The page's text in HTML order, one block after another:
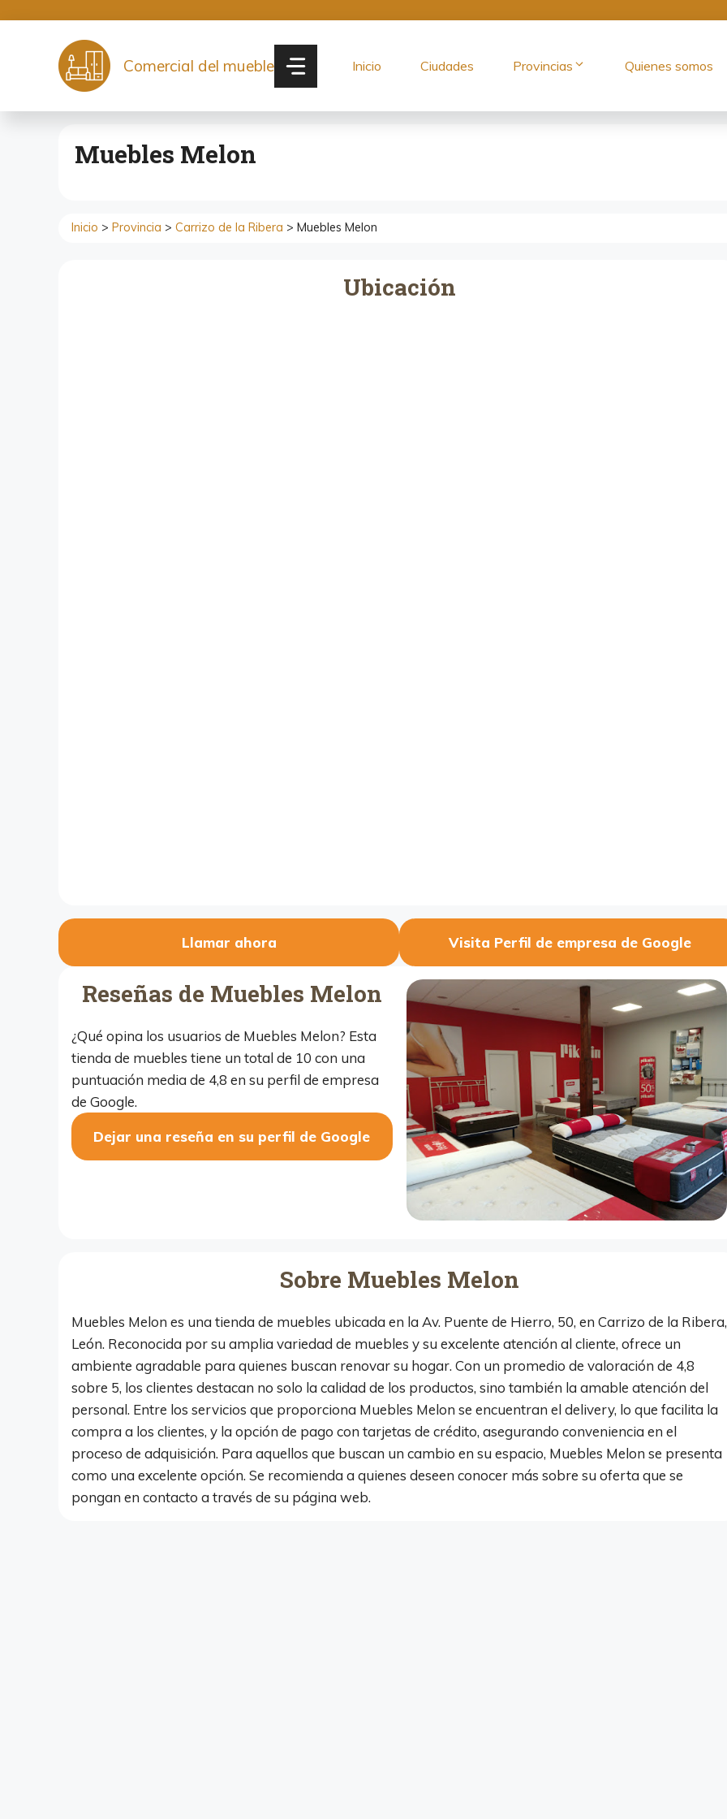
contenido
Comercial del mueble Inicio Ciudades Provincias Quienes somos
Muebles Melon
Inicio > Provincia > Carrizo de la Ribera > Muebles Melon
Ubicación
Llamar ahora Visita Perfil de empresa de Google
Reseñas de Muebles Melon
¿Qué opina los usuarios de Muebles Melon? Esta
tienda de muebles tiene un total de 10 con una
puntuación media de 4,8 en su perfil de empresa
de Google.
Dejar una reseña en su perfil de Google
Sobre Muebles Melon
Muebles Melon es una tienda de muebles ubicada en la Av. Puente de Hierro, 50, en Carrizo de la Ribera,
León. Reconocida por su amplia variedad de muebles y su excelente atención al cliente, ofrece un
ambiente agradable para quienes buscan renovar su hogar. Con un promedio de valoración de 4,8
sobre 5, los clientes destacan no solo la calidad de los productos, sino también la amable atención del
personal. Entre los servicios que proporciona Muebles Melon se encuentran el delivery, lo que facilita la
compra a los clientes, y la opción de pago con tarjetas de crédito, asegurando conveniencia en el
proceso de adquisición. Para aquellos que buscan un cambio en su espacio, Muebles Melon se presenta
como una excelente opción. Se recomienda a quienes deseen conocer más sobre su oferta que se
pongan en contacto a través de su página web.